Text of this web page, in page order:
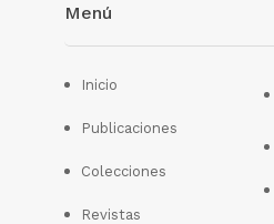
Menú
Inicio
Publicaciones
Colecciones
Revistas